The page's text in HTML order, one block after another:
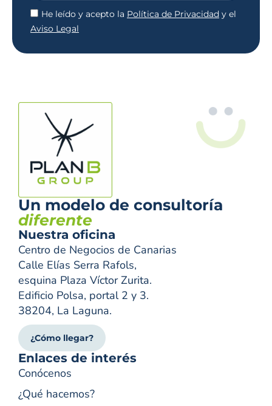
He leído y acepto la Política de Privacidad y el
Aviso Legal
Un modelo de consultoría
diferente
Nuestra oficina
Centro de Negocios de Canarias
Calle Elías Serra Rafols,
esquina Plaza Víctor Zurita.
Edificio Polsa, portal 2 y 3.
38204, La Laguna.
¿Cómo llegar?
Enlaces de interés
Conócenos
¿Qué hacemos?